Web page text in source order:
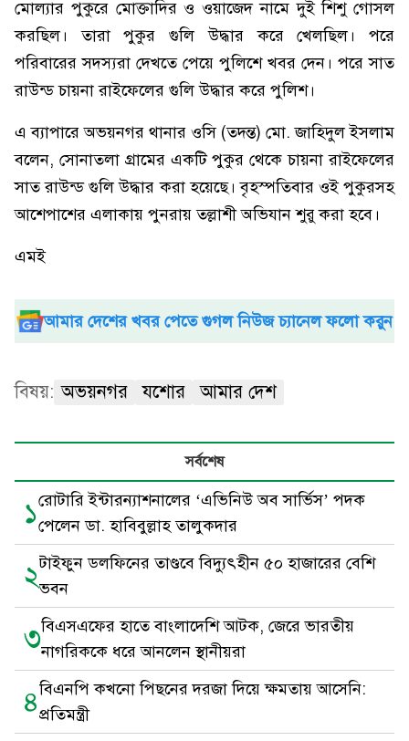
মোল্যার পুকুরে মোক্তাদির ও ওয়াজেদ নামে দুই শিশু গোসল
করছিল। তারা পুকুর গুলি উদ্ধার করে খেলছিল। পরে
পরিবারের সদস্যরা দেখতে পেয়ে পুলিশে খবর দেন। পরে সাত
রাউন্ড চায়না রাইফেলের গুলি উদ্ধার করে পুলিশ।
এ ব্যাপারে অভয়নগর থানার ওসি (তদন্ত) মো. জাহিদুল ইসলাম
বলেন, সোনাতলা গ্রামের একটি পুকুর থেকে চায়না রাইফেলের
সাত রাউন্ড গুলি উদ্ধার করা হয়েছে। বৃহস্পতিবার ওই পুকুরসহ
আশেপাশের এলাকায় পুনরায় তল্লাশী অভিযান শুরু করা হবে।
এমই
আমার দেশের খবর পেতে গুগল নিউজ চ্যানেল ফলো করুন
বিষয়: অভয়নগর যশোর আমার দেশ
সর্বশেষ
১রোটারি ইন্টারন্যাশনালের ‘এভিনিউ অব সার্ভিস’ পদক
পেলেন ডা. হাবিবুল্লাহ তালুকদার
২টাইফুন ডলফিনের তাণ্ডবে বিদ্যুৎহীন ৫০ হাজারের বেশি
ভবন
৩বিএসএফের হাতে বাংলাদেশি আটক, জেরে ভারতীয়
নাগরিককে ধরে আনলেন স্থানীয়রা
৪বিএনপি কখনো পিছনের দরজা দিয়ে ক্ষমতায় আসেনি:
প্রতিমন্ত্রী